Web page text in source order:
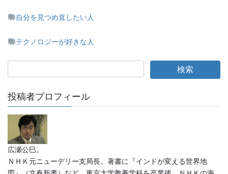
自分を見つめ直したい人
テクノロジーが好きな人
投稿者プロフィール
広瀬公巳。
ＮＨＫ元ニューデリー支局長。著書に『インドが変える世界地